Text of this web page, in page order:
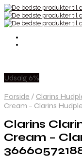
Udsalg 6%
Forside / Clarins
Cream – Clarins
Clarins
Cream –